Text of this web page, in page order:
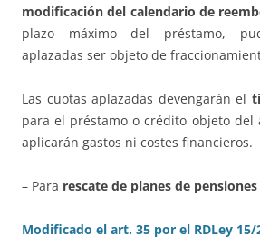
modificación del calendario de
plazo máximo del préstamo,
aplazadas ser objeto de
Las cuotas aplazadas devengarán el
para el préstamo o crédito objeto del
aplicarán gastos ni costes financieros.
– Para rescate de planes de pensiones
Modificado el art. 35 por el RDLey